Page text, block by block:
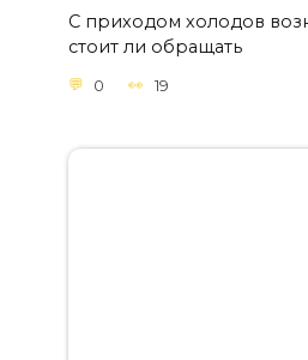
С приходом холодов
стоит ли обращать
0 19